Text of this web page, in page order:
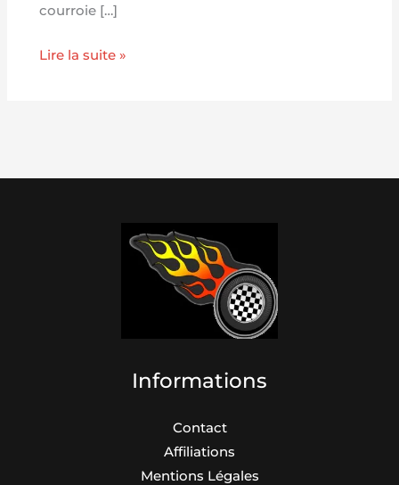
courroie […]
Lire la suite »
Informations
Contact
Affiliations
Mentions Légales